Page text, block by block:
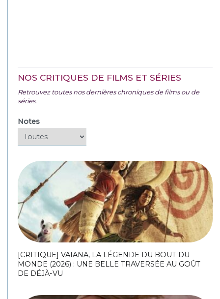
NOS CRITIQUES DE FILMS ET SÉRIES
Retrouvez toutes nos dernières chroniques de films ou de
séries.
Notes
[CRITIQUE] VAIANA, LA LÉGENDE DU BOUT DU
MONDE (2026) : UNE BELLE TRAVERSÉE AU GOÛT
DE DÉJÀ-VU